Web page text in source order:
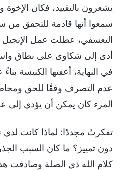
يشعرون بالتقييد، فكان
سمعوا أنها قادمة للتحقق من
التعسفي، عطلت عمل
أدى إلى شكاوى على نطاق
في النهاية، أعفتها الكنيسة
عدم التصرف وفقًا للحق
المرء كان يمكن أن يؤدي إلى
تفكرتُ مجددًا: لماذا كانت لدي
دون تمييز؟ ما كان السبب
كلام الله ذي الصلة وصادفت